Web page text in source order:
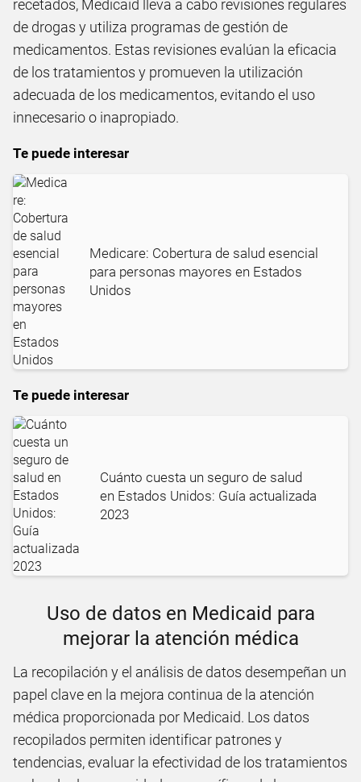
recetados, Medicaid lleva a cabo revisiones regulares
de drogas y utiliza programas de gestión de
medicamentos. Estas revisiones evalúan la eficacia
de los tratamientos y promueven la utilización
adecuada de los medicamentos, evitando el uso
innecesario o inapropiado.
Te puede interesar
Medicare: Cobertura de salud esencial
para personas mayores en Estados
Unidos
Te puede interesar
Cuánto cuesta un seguro de salud
en Estados Unidos: Guía actualizada
2023
Uso de datos en Medicaid para
mejorar la atención médica
La recopilación y el análisis de datos desempeñan un
papel clave en la mejora continua de la atención
médica proporcionada por Medicaid. Los datos
recopilados permiten identificar patrones y
tendencias, evaluar la efectividad de los tratamientos